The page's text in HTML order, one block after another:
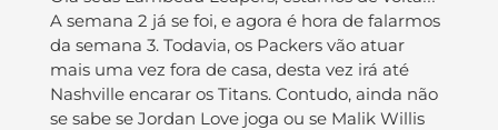
A semana 2 já se foi, e agora é hora de falarmos
da semana 3. Todavia, os Packers vão atuar
mais uma vez fora de casa, desta vez irá até
Nashville encarar os Titans. Contudo, ainda não
se sabe se Jordan Love joga ou se Malik Willis